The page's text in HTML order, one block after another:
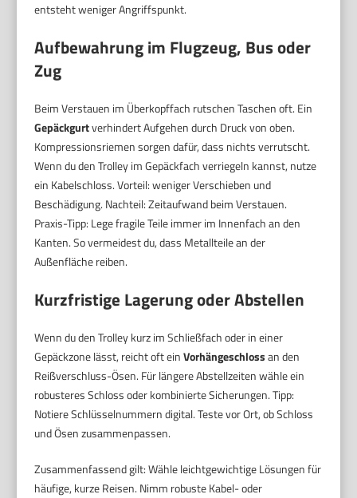
entsteht weniger Angriffspunkt.
Aufbewahrung im Flugzeug, Bus oder
Zug
Beim Verstauen im Überkopffach rutschen Taschen oft. Ein
Gepäckgurtverhindert Aufgehen durch Druck von oben.
Kompressionsriemen sorgen dafür, dass nichts verrutscht.
Wenn du den Trolley im Gepäckfach verriegeln kannst, nutze
ein Kabelschloss. Vorteil: weniger Verschieben und
Beschädigung. Nachteil: Zeitaufwand beim Verstauen.
Praxis-Tipp: Lege fragile Teile immer im Innenfach an den
Kanten. So vermeidest du, dass Metallteile an der
Außenfläche reiben.
Kurzfristige Lagerung oder Abstellen
Wenn du den Trolley kurz im Schließfach oder in einer
Gepäckzone lässt, reicht oft einVorhängeschlossan den
Reißverschluss-Ösen. Für längere Abstellzeiten wähle ein
robusteres Schloss oder kombinierte Sicherungen. Tipp:
Notiere Schlüsselnummern digital. Teste vor Ort, ob Schloss
und Ösen zusammenpassen.
Zusammenfassend gilt: Wähle leichtgewichtige Lösungen für
häufige, kurze Reisen. Nimm robuste Kabel- oder